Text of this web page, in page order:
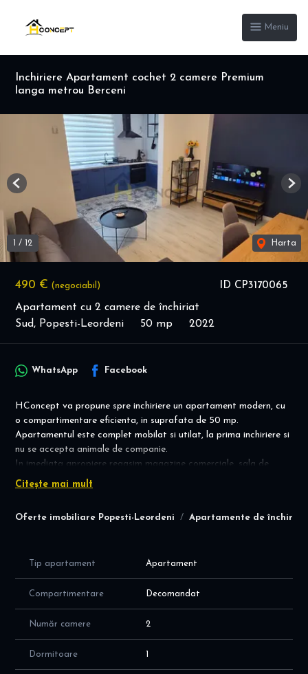
Meniu
Inchiriere Apartament cochet 2 camere Premium
langa metrou Berceni
ID CP3170065
490 € (negociabil)
Apartament cu 2 camere de închiriat
Sud, Popesti-Leordeni
50 mp 2022
1 / 12 Harta
Previous
Oferte imobiliare Popesti-Leordeni Apartamente de închiriat
WhatsApp Facebook
HConcept va propune spre inchiriere un apartament modern, cu
o compartimentare eficienta, in suprafata de 50 mp.
Apartamentul este complet mobilat si utilat, la prima inchiriere si
nu se accepta animale de companie.
In imediata apropiere regasim magazine comerciale, sala de
fitnes, piscina, si statia de metrou Berceni M2.
contractului.
Citește mai mult
Tip apartament Apartament
Compartimentare Decomandat
Număr camere 2
Dormitoare 1